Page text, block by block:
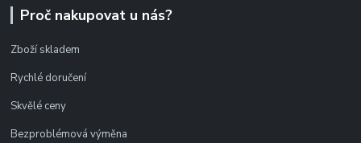
Proč nakupovat u nás?
Zboží skladem
Rychlé doručení
Skvělé ceny
Bezproblémová výměna